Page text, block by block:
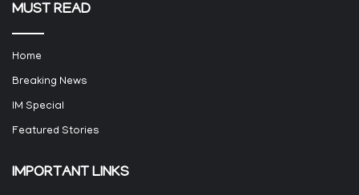
MUST READ
Home
Breaking News
IM Special
Featured Stories
IMPORTANT LINKS